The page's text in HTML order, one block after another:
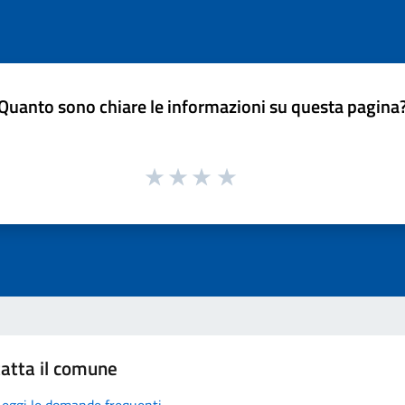
sono chiare le informazioni su questa
il comune